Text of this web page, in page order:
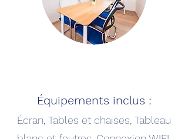
Équipements inclus :
Écran, Tables et chaises, Tableau